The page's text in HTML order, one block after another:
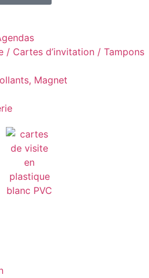
/ Cartes d’invitation / Tampons
Magnet